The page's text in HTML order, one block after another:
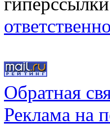
Обратная
Реклама на